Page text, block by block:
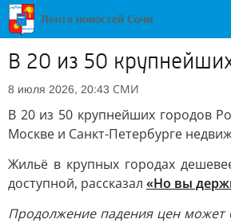
В 20 из 50
8 июля 2026, 20:43 СМИ
В 20 из 50 крупнейших городов
Москве и Санкт-Петербурге
Жильё в крупных городах
доступной, рассказал «Но вы
Продолжение падения цен может